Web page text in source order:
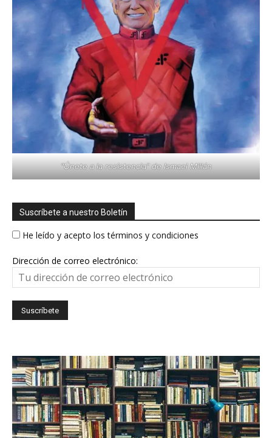
"Únete a la resistencia" de Ismael Millán
Suscríbete a nuestro Boletín
He leído y acepto los términos y condiciones
Dirección de correo electrónico: